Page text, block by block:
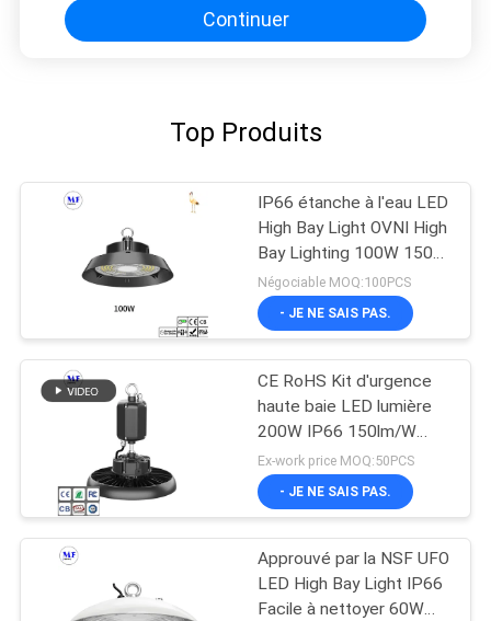
Continuer
Top Produits
IP66 étanche à l'eau LED
High Bay Light OVNI High
Bay Lighting 100W 150W
200W 240W 300W
Négociable MOQ:100PCS
- JE NE SAIS PAS.
CE RoHS Kit d'urgence
haute baie LED lumière
200W IP66 150lm/W
entrepôt
Ex-work price MOQ:50PCS
- JE NE SAIS PAS.
Approuvé par la NSF UFO
LED High Bay Light IP66
Facile à nettoyer 60W